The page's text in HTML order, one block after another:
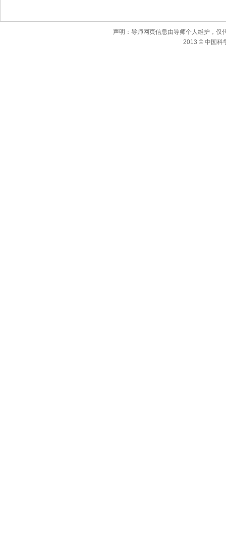
声明：导师网页信息由导师个人维护，仅
2013 © 中国科